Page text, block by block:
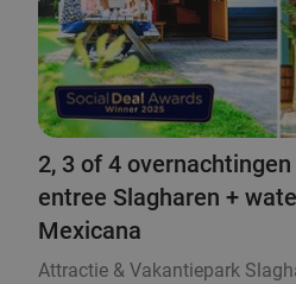
2, 3 of 4
entree Slagharen +
Mexicana
Attractie & Vakantiepark